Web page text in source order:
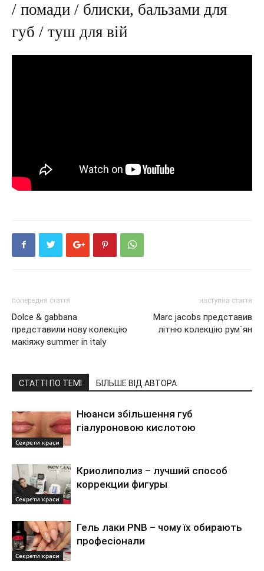
/ помади / блиски, бальзами для
губ / туш для вій
попередня стаття
Dolce & gabbana
представили нову колекцію
макіяжу summer in italy
наступна стаття
Marc jacobs представив
літню колекцію рум`ян
СТАТТІ ПО ТЕМІ БІЛЬШЕ ВІД АВТОРА
Секрети краси
Нюанси збільшення губ
гіалуроновою кислотою
Секрети краси
Криолиполиз – лучший способ
коррекции фигуры
Секрети краси
Гель лаки PNB – чому їх обирають
професіонали